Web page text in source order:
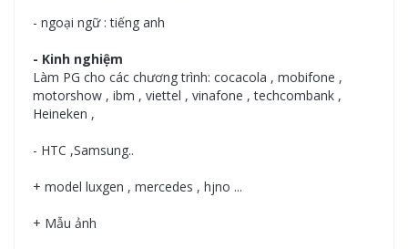
- ngoại ngữ : tiếng anh
- Kinh nghiệm
Làm PG cho các chương trình: cocacola , mobifone ,
motorshow , ibm , viettel , vinafone , techcombank ,
Heineken ,
- HTC ,Samsung..
+ model luxgen , mercedes , hjno ...
+ Mẫu ảnh